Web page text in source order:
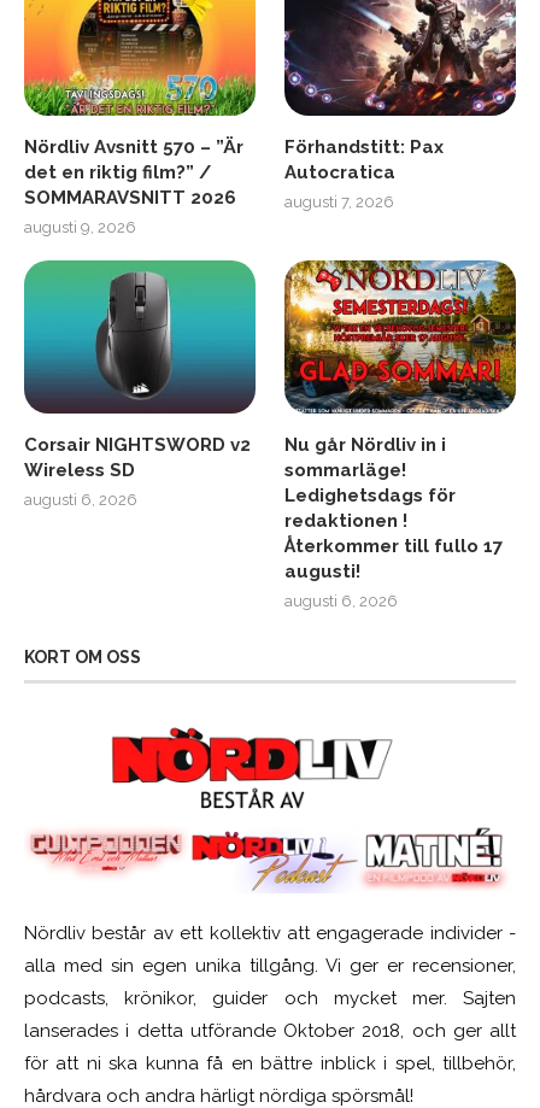
Nördliv Avsnitt 570 – ”Är
det en riktig film?” /
SOMMARAVSNITT 2026
augusti 9, 2026
Förhandstitt: Pax
Autocratica
augusti 7, 2026
Corsair NIGHTSWORD v2
Wireless SD
augusti 6, 2026
Nu går Nördliv in i
sommarläge!
Ledighetsdags för
redaktionen !
Återkommer till fullo 17
augusti!
augusti 6, 2026
KORT OM OSS
Nördliv består av ett kollektiv att engagerade individer -
alla med sin egen unika tillgång. Vi ger er recensioner,
podcasts, krönikor, guider och mycket mer. Sajten
lanserades i detta utförande Oktober 2018, och ger allt
för att ni ska kunna få en bättre inblick i spel, tillbehör,
hårdvara och andra härligt nördiga spörsmål!